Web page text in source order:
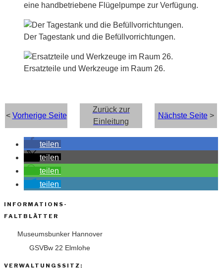
eine handbetriebene Flügelpumpe zur Verfügung.
Der Tagestank und die Befüllvorrichtungen.
Ersatzteile und Werkzeuge im Raum 26.
< Vorherige Seite
Zurück zur
Einleitung
Nächste Seite>
teilen
teilen
teilen
teilen
INFORMATIONS-
FALTBLÄTTER
Museumsbunker Hannover
GSVBw 22 Elmlohe
VERWALTUNGSSITZ: